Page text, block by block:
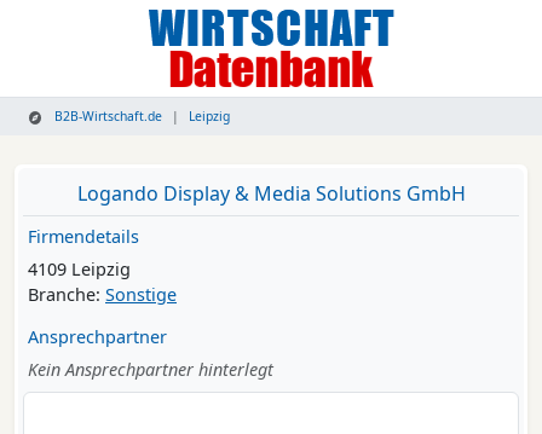
B2B-Wirtschaft.de Leipzig
Logando Display & Media Solutions GmbH
Firmendetails
4109 Leipzig
Branche: Sonstige
Ansprechpartner
Kein Ansprechpartner hinterlegt